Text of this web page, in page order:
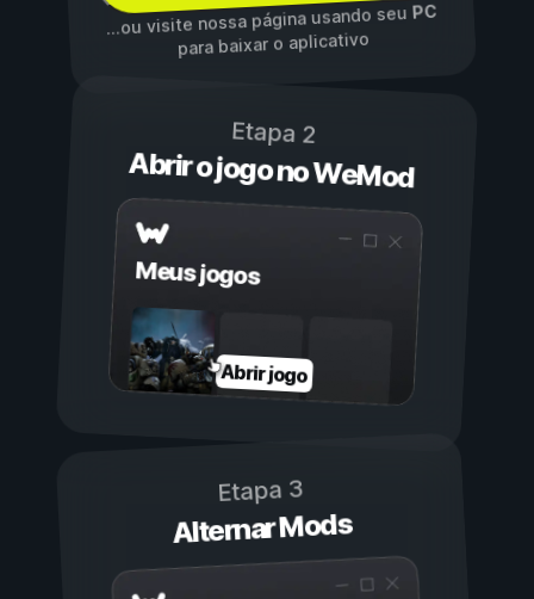
...ou visite nossa página usando seuPC
para baixar o aplicativo
Etapa 2
Abrir o jogo no WeMod
Meus jogos
Abrir jogo
Etapa 3
Alternar Mods